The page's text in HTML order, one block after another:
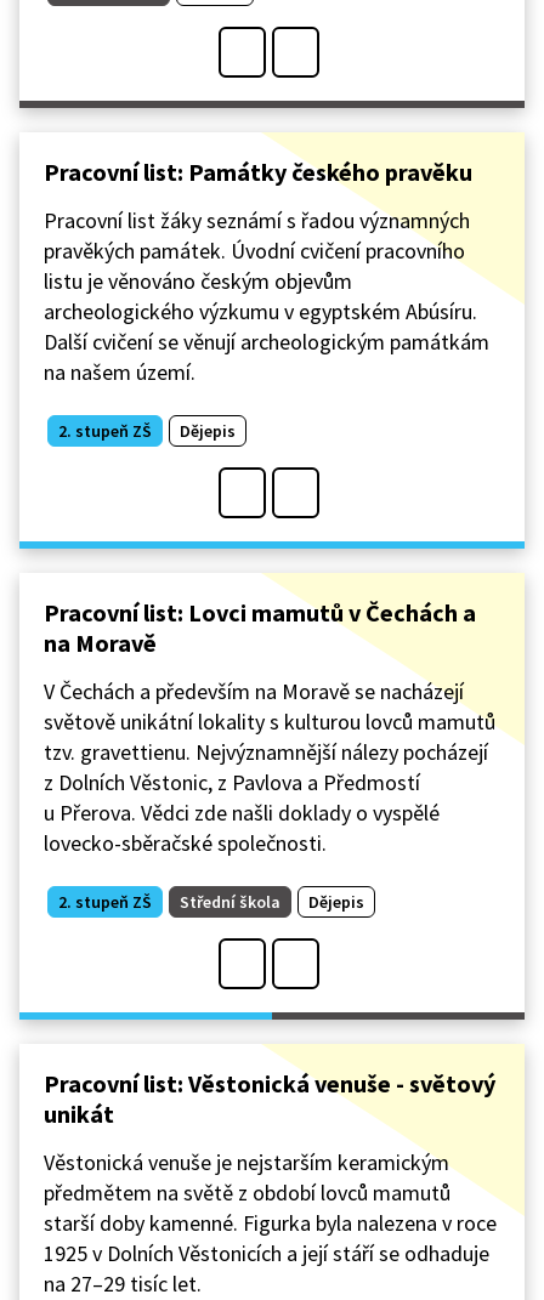
Pracovní list: Památky českého pravěku
Pracovní list žáky seznámí s řadou významných
pravěkých památek. Úvodní cvičení pracovního
listu je věnováno českým objevům
archeologického výzkumu v egyptském Abúsíru.
Další cvičení se věnují archeologickým památkám
na našem území.
2. stupeň ZŠ Dějepis
Pracovní list: Lovci mamutů v Čechách a
na Moravě
V Čechách a především na Moravě se nacházejí
světově unikátní lokality s kulturou lovců mamutů
tzv. gravettienu. Nejvýznamnější nálezy pocházejí
z Dolních Věstonic, z Pavlova a Předmostí
u Přerova. Vědci zde našli doklady o vyspělé
lovecko-sběračské společnosti.
2. stupeň ZŠ Střední škola Dějepis
Pracovní list: Věstonická venuše - světový
unikát
Věstonická venuše je nejstarším keramickým
předmětem na světě z období lovců mamutů
starší doby kamenné. Figurka byla nalezena v roce
1925 v Dolních Věstonicích a její stáří se odhaduje
na 27–29 tisíc let.